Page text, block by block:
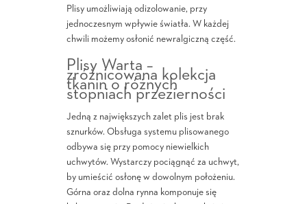
Plisy umożliwiają odizolowanie, przy
jednoczesnym wpływie światła. W każdej
chwili możemy osłonić newralgiczną część.
Plisy Warta –
zróżnicowana kolekcja
tkanin o różnych
stopniach przezierności
Jedną z największych zalet plis jest brak
sznurków. Obsługa systemu plisowanego
odbywa się przy pomocy niewielkich
uchwytów. Wystarczy pociągnąć za uchwyt,
by umieścić osłonę w dowolnym położeniu.
Górna oraz dolna rynna komponuje się